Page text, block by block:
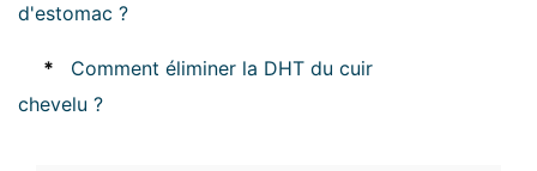
d'estomac ?
*
Comment éliminer la DHT du cuir
chevelu ?